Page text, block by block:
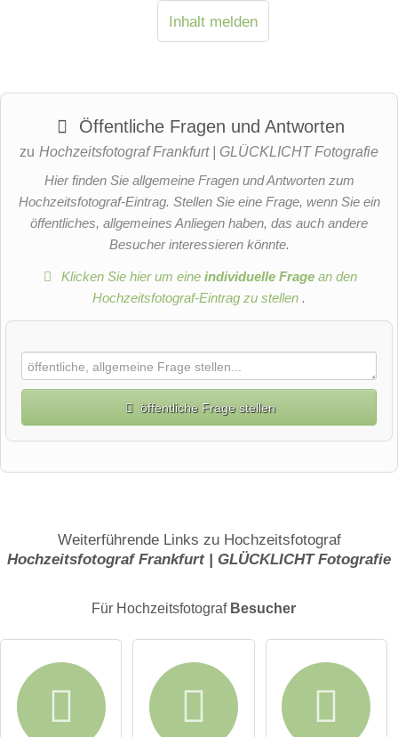
Inhalt melden
Öffentliche Fragen und Antworten
zu Hochzeitsfotograf Frankfurt | GLÜCKLICHT Fotografie
Hier finden Sie allgemeine Fragen und Antworten zum
Hochzeitsfotograf-Eintrag. Stellen Sie eine Frage, wenn Sie ein
öffentliches, allgemeines Anliegen haben, das auch andere
Besucher interessieren könnte.
Klicken Sie hier um eineindividuelle Frage an den
Hochzeitsfotograf-Eintrag zu stellen .
öffentliche Frage stellen
E-Mail-Adresse (wird nicht veröffentlicht)
Weiterführende Links zu Hochzeitsfotograf
Hochzeitsfotograf Frankfurt | GLÜCKLICHT Fotografie
Für Hochzeitsfotograf Besucher